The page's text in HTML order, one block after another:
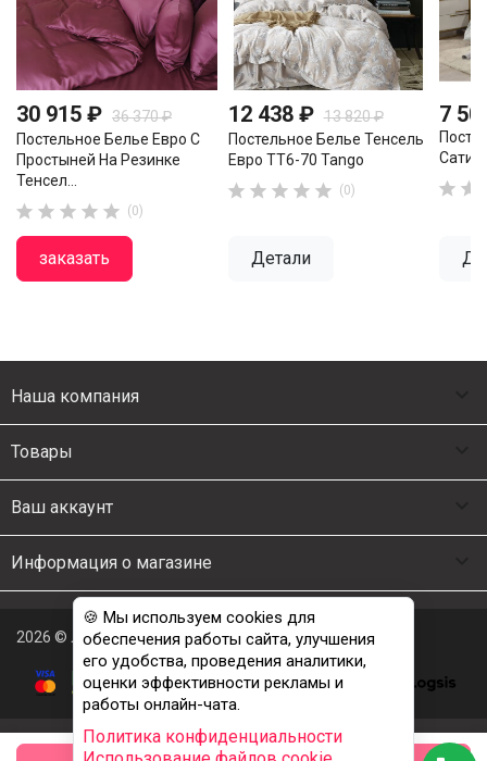
30 915 ₽ 36 370 ₽
Постельное Белье Евро С
Простыней На Резинке
Тенсел...
     (0)
заказать
12 438 ₽ 13 820 ₽
Постельное Белье Тенсель
Евро TT6-70 Tango
     (0)
Детали
7
Сатин
 
Наша компания
Товары
Ваш аккаунт
Информация о магазине
2026 © Люкс Постель
🍪 Мы используем cookies для
обеспечения работы сайта, улучшения
его удобства, проведения аналитики,
оценки эффективности рекламы и
работы онлайн-чата.
Политика конфиденциальности